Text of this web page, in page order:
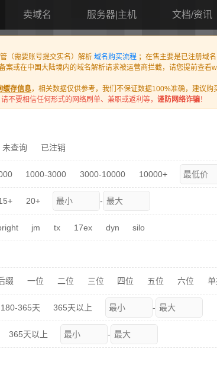
卖域名 服务器|主机 文档/资讯
（需要账号提交实名）解析 域名购买流程 ；在售主要是已注册域
或在中国大陆境内的域名解析请求被运营商拦截，请您提前查看
缓存信息，相关数据仅供参考，我们不保证数据100%准确，建议购
不要相信任何形式的网络刷单、兼职或返利等， 谨防网络诈骗！
未查询 已注销
1000-3000 3000-10000 10000+
20+ -
jm tx 17ex dyn silo
缀 一位 二位 三位 四位 五位 六位
180-365天 365天以上 -
365天以上 -